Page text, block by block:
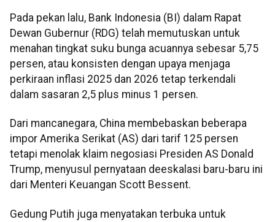
Pada pekan lalu, Bank Indonesia (BI) dalam Rapat
Dewan Gubernur (RDG) telah memutuskan untuk
menahan tingkat suku bunga acuannya sebesar 5,75
persen, atau konsisten dengan upaya menjaga
perkiraan inflasi 2025 dan 2026 tetap terkendali
dalam sasaran 2,5 plus minus 1 persen.
Dari mancanegara, China membebaskan beberapa
impor Amerika Serikat (AS) dari tarif 125 persen
tetapi menolak klaim negosiasi Presiden AS Donald
Trump, menyusul pernyataan deeskalasi baru-baru ini
dari Menteri Keuangan Scott Bessent.
Gedung Putih juga menyatakan terbuka untuk